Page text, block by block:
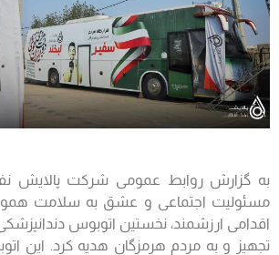
به گزارش روابط عمومی شرکت پالایش
مسئولیت اجتماعی و عشق به سلامت
اقدامی ارزشمند، نخستین اتوبوس دندانپزشکی
تجهیز و به مردم هرمزگان هدیه کرد. این